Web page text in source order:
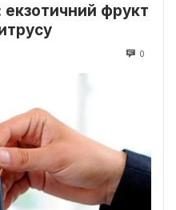
фрукт
0